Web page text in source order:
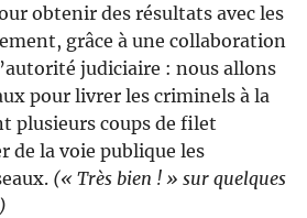
obtenir des résultats avec les
grâce à une collaboration
judiciaire : nous allons
pour livrer les criminels à la
plusieurs coups de filet
de la voie publique les
(« Très bien ! » sur quelques